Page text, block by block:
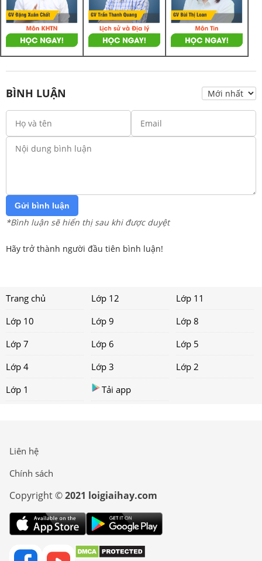
BÌNH LUẬN
Gửi bình luận
*Bình luận sẽ hiển thị sau khi được duyệt
Hãy trở thành người đầu tiên bình luận!
Trang chủ Lớp 12
Lớp 11
Lớp 10
Lớp 9
Lớp 8
Lớp 7
Lớp 6
Lớp 5
Lớp 4
Lớp 3
Lớp 2
Lớp 1
Tải app
Liên hệ
Chính sách
Copyright ©2021 loigiaihay.com